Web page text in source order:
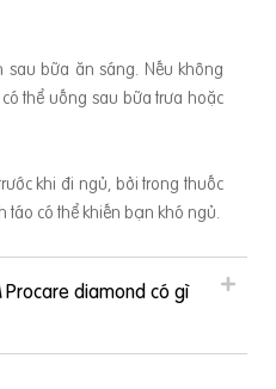
sau bữa ăn sáng. Nếu không
thể uống sau bữa trưa hoặc
khi đi ngủ, bởi trong thuốc
táo có thể khiến bạn khó ngủ.
Procare diamond có gì